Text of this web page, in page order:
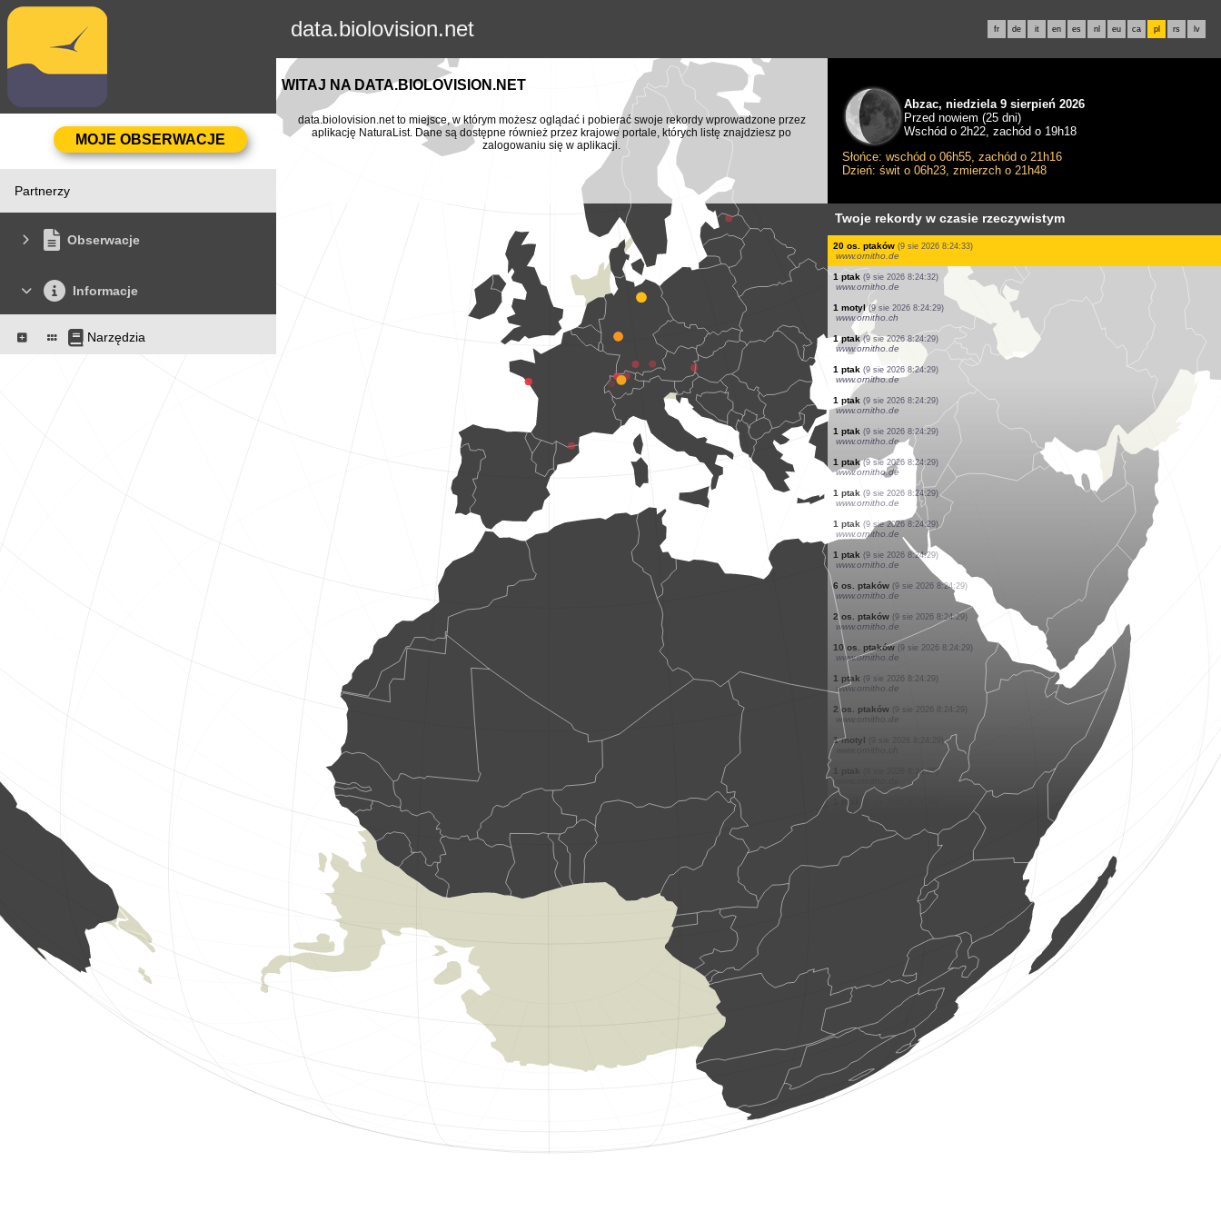
data.biolovision.net fr de it en es nl eu ca pl rs lv
Partnerzy
Obserwacje
Informacje
Narzędzia
WITAJ NA DATA.BIOLOVISION.NET
data.biolovision.net to miejsce, w którym możesz oglądać i pobierać swoje rekordy wprowadzone przez
aplikację NaturaList. Dane są dostępne również przez krajowe portale, których listę znajdziesz po
zalogowaniu się w aplikacji.
Abzac, niedziela 9 sierpień 2026
Przed nowiem (25 dni)
Wschód o 2h22, zachód o 19h18
Słońce: wschód o 06h55, zachód o 21h16
Dzień: świt o 06h23, zmierzch o 21h48
Twoje rekordy w czasie rzeczywistym
4 os. ptaków (9 sie 2026 8:24:41)
www.ornitho.de
1 ptak (9 sie 2026 8:24:41)
www.ornitho.de
2 os. ptaków (9 sie 2026 8:24:40)
www.ornitho.de
1 ssak (9 sie 2026 8:24:37)
www.ornitho.ch
30 os. ptaków (9 sie 2026 8:24:37)
www.pticenadlanu.rs
1 motyl (9 sie 2026 8:24:37)
www.ornitho.ch
1 ptak (9 sie 2026 8:24:36)
www.ornitho.de
1 ptak (9 sie 2026 8:24:36)
www.ornitho.de
20 os. ptaków (9 sie 2026 8:24:33)
www.ornitho.de
1 ptak (9 sie 2026 8:24:32)
www.ornitho.de
1 motyl (9 sie 2026 8:24:29)
www.ornitho.ch
1 ptak (9 sie 2026 8:24:29)
www.ornitho.de
1 ptak (9 sie 2026 8:24:29)
www.ornitho.de
1 ptak (9 sie 2026 8:24:29)
www.ornitho.de
1 ptak (9 sie 2026 8:24:29)
www.ornitho.de
1 ptak (9 sie 2026 8:24:29)
www.ornitho.de
1 ptak
(9 sie 2026 8:24:29)
1 ptak (9 sie 2026 8:24:29)
www.ornitho.de
6 os. ptaków (9 sie 2026 8:24:29)
www.ornitho.de
2 os. ptaków (9 sie 2026 8:24:29)
(9 sie 2026 8:24:29)
(9 sie 2026 8:24:29)
(9 sie 2026 8:24:29)
1 motyl (9 sie 2026 8:24:29)
www.ornitho.ch
(9 sie 2026 8:24:29)
www.ornitho.de
(9 sie 2026 8:24:29)
www.ornitho.de
1 ptak (9 sie 2026 8:24:29)
www.ornitho.de